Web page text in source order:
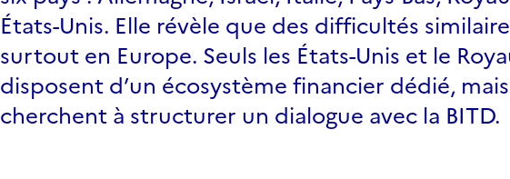
États-Unis. Elle révèle que des difficultés
surtout en Europe. Seuls les États-Unis et le
disposent d’un écosystème financier dédié,
cherchent à structurer un dialogue avec la BITD.